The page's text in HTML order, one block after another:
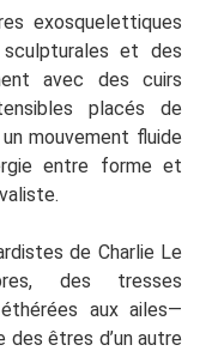
exosquelettiques
et des
avec des cuirs
placés de
mouvement fluide
entre forme et
de Charlie Le
des tresses
aux ailes—
des êtres d’un autre